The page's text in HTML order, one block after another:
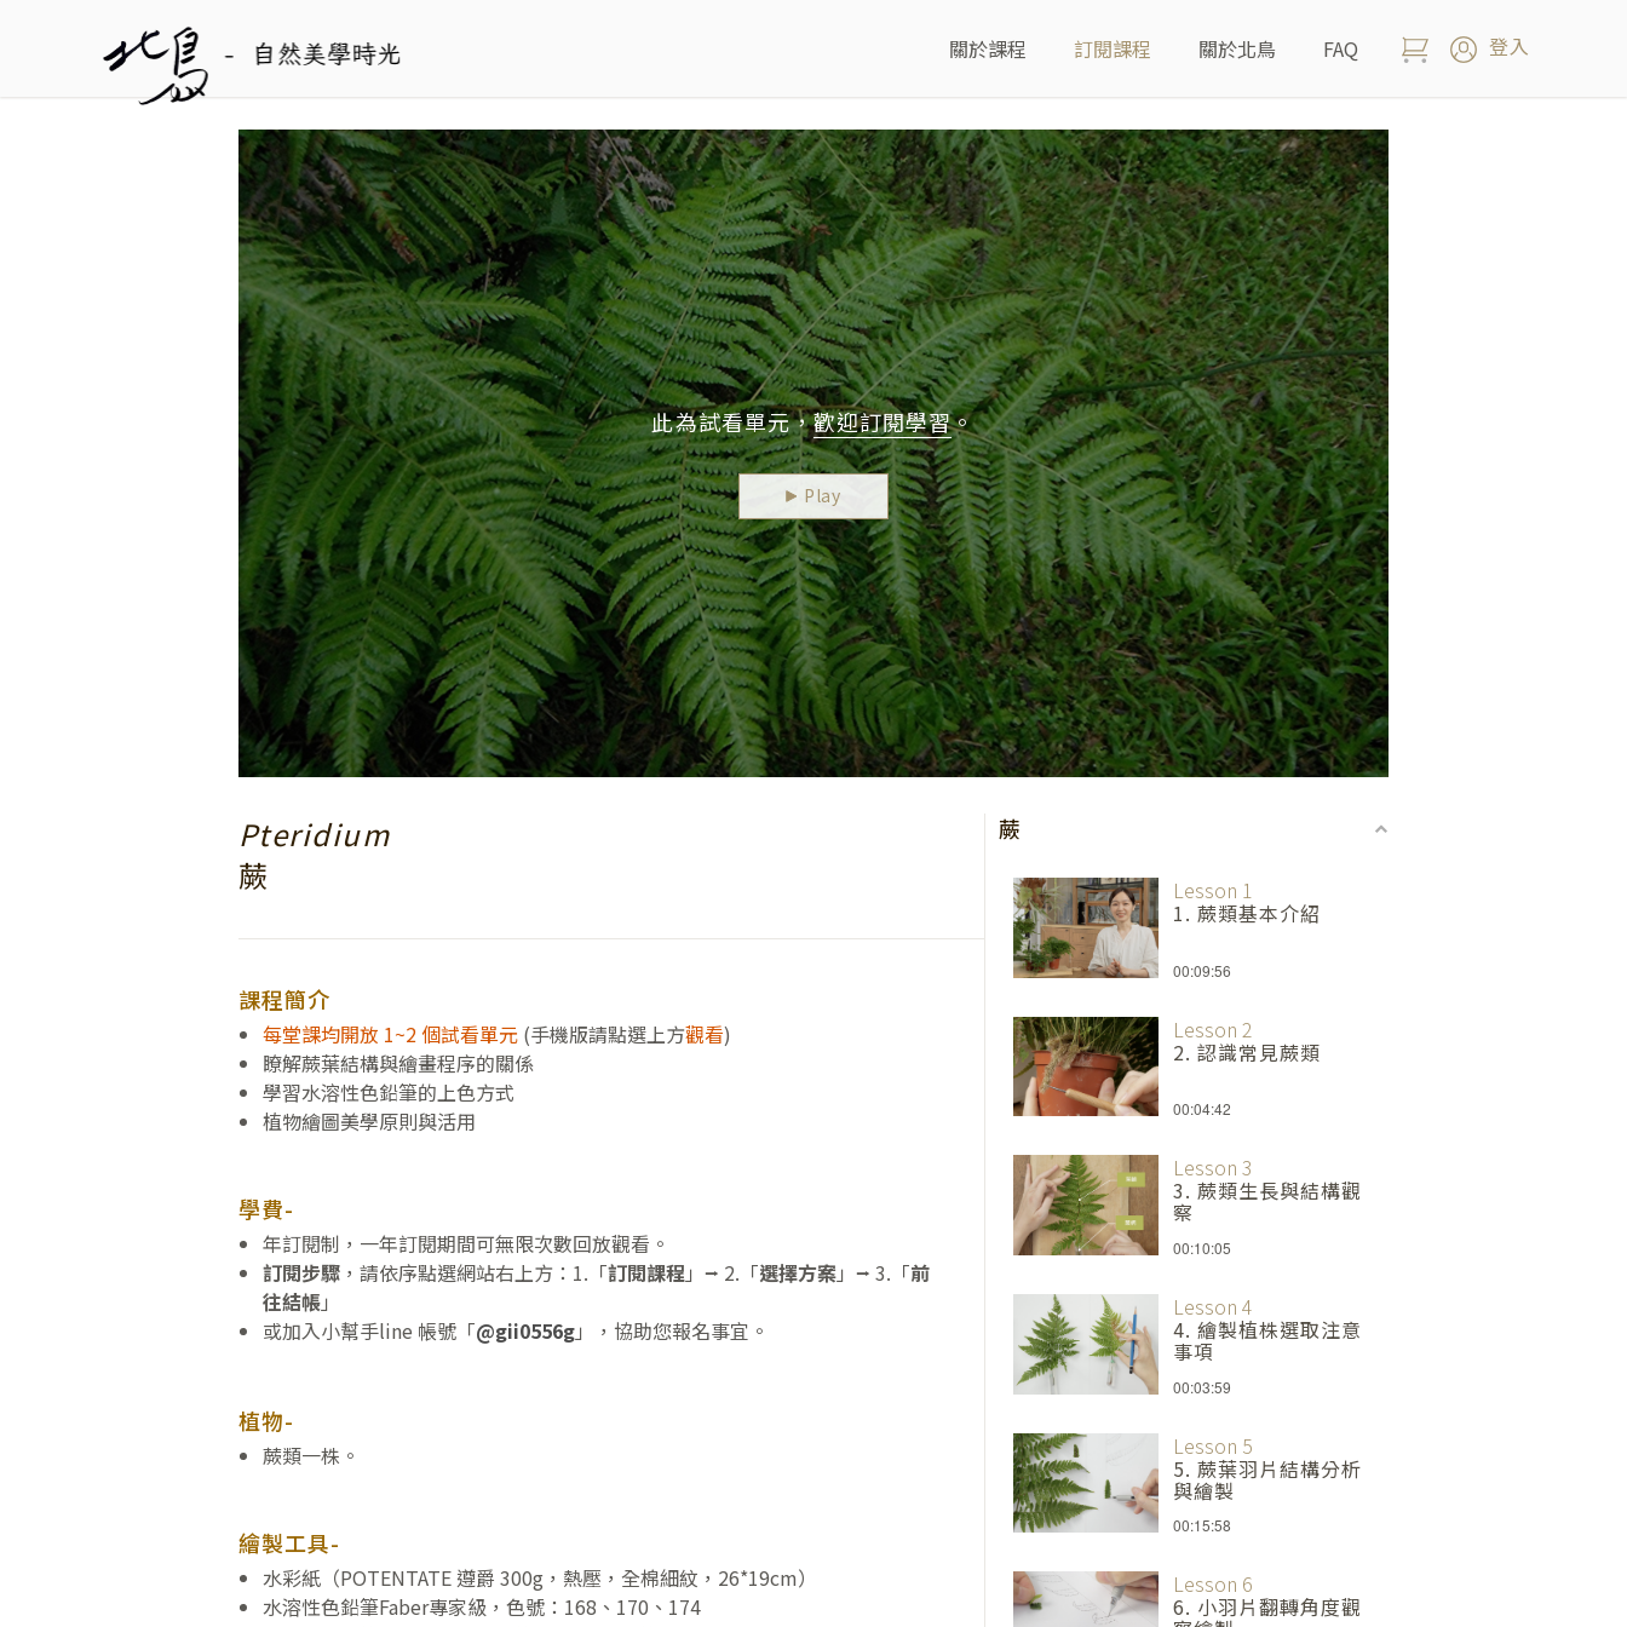
關於課程 訂閱課程 關於北鳥 FAQ 登入
此為試看單元，歡迎訂閱學習。
Play
Pteridium
蕨
課程簡介
每堂課均開放 1~2 個試看單元 (手機版請點選上方觀看)
瞭解蕨葉結構與繪畫程序的關係
學習水溶性色鉛筆的上色方式
植物繪圖美學原則與活用
學費-
年訂閱制，一年訂閱期間可無限次數回放觀看。
訂閱步驟 ，請依序點選網站右上方：1.「訂閱課程」⭢ 2.「選擇方案」⭢ 3.「前
往結帳」
或加入小幫手line 帳號「@gii0556g」，協助您報名事宜。
植物-
蕨類一株。
繪製工具-
水彩紙（POTENTATE 遵爵 300g，熱壓，全棉細紋，26*19cm）
水溶性色鉛筆Faber專家級，色號：168、170、174
蕨
Lesson 1
1. 蕨類基本介紹
00:09:56
Lesson 2
2. 認識常見蕨類
00:04:42
Lesson 3
3. 蕨類生長與結構觀
察
00:10:05
Lesson 4
4. 繪製植株選取注意
事項
00:03:59
Lesson 5
5. 蕨葉羽片結構分析
與繪製
00:15:58
Lesson 6
6. 小羽片翻轉角度觀